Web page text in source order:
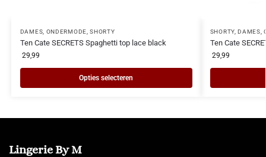
DAMES ONDERMODE ,SHORTY
Ten Cate SECRETS Spaghetti top lace black
29,99
Opties selecteren
SHORTY,DAMES ,
Ten Cate
29,99
Lingerie By M